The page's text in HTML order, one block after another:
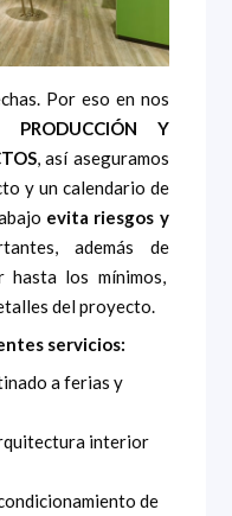
Por eso en nos
Y
, así aseguramos
y un calendario de
evita riesgos y
además de
los mínimos,
del proyecto.
servicios:
a ferias y
interior
de